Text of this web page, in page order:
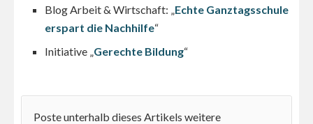
Blog Arbeit & Wirtschaft: „ Echte Ganztagsschule
erspart die Nachhilfe“
Initiative „ Gerechte Bildung“
Poste unterhalb dieses Artikels weitere